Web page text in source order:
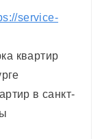
service-
квартир
в санкт-